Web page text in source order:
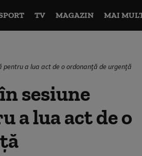
TV MAGAZIN MAI
a lua act de o ordonanţă de urgenţă
sesiune
a lua act de o